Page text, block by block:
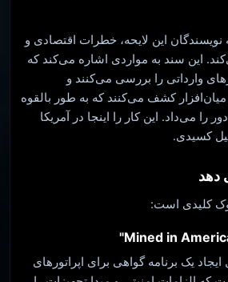
نویسندگان این لایحه، خطرات اقتصادی و
این سند به مواردی اشاره می‌کند که
وارداتی را بررسی می‌کنند و
کشف می‌کنند که به طور بالقوه
را می‌داد. این کار را اینجا در آمریکا
کسیدی.
دهد
کلیدی است:
یک برنامه گواهی برای اپراتورهای